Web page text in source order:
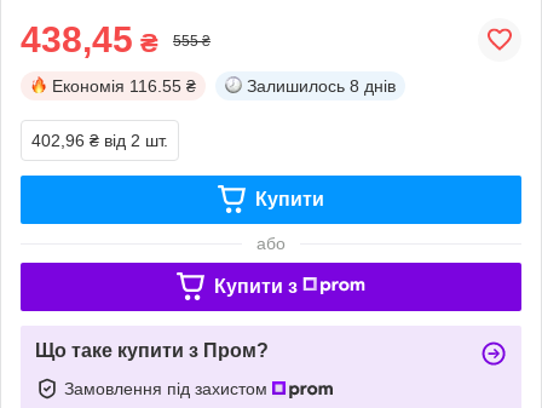
438,45 ₴ 555 ₴
Економія 116.55 ₴ Залишилось 8 днів
402,96 ₴ від 2 шт.
Купити
або
Купити з
Що таке купити з Пром?
Замовлення під захистом